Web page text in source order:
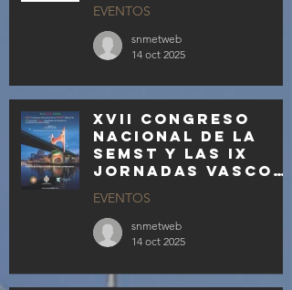
EVENTOS
snmetweb
14 oct 2025
XVII Congreso
Nacional de la
SEMST y las IX
Jornadas Vasco
días 19 y 20 de
febrero de 2026
EVENTOS
snmetweb
14 oct 2025